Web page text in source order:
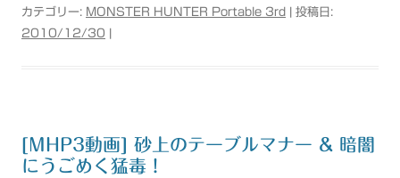
カテゴリー: MONSTER HUNTER Portable 3rd
| 投稿日:
2010/12/30
[MHP3動画] 砂上のテーブルマナー & 暗闇
にうごめく猛毒！